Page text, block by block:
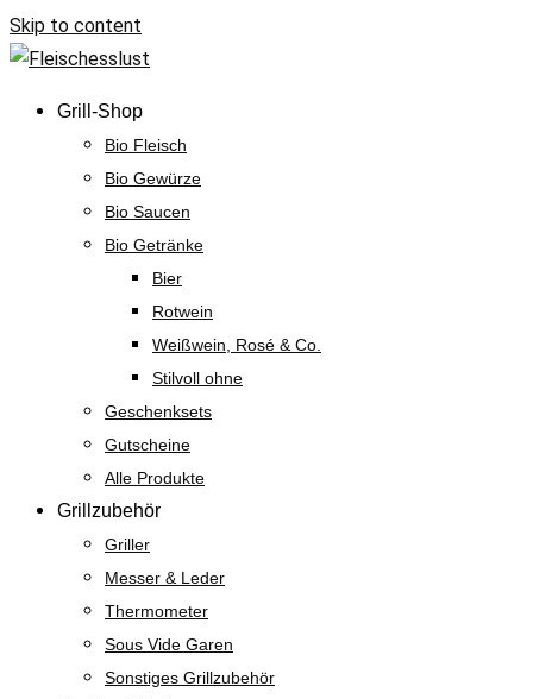
Skip to content
Grill-Shop
Bio Fleisch
Bio Gewürze
Bio Saucen
Bio Getränke
Bier
Rotwein
Weißwein, Rosé & Co.
Stilvoll ohne
Geschenksets
Gutscheine
Alle Produkte
Grillzubehör
Griller
Messer & Leder
Thermometer
Sous Vide Garen
Sonstiges Grillzubehör